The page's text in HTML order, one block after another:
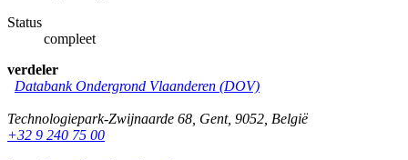
Status
compleet
verdeler
Databank Ondergrond Vlaanderen (DOV)
Technologiepark-Zwijnaarde 68 Gent, 9052 België
+32 9 240 75 00